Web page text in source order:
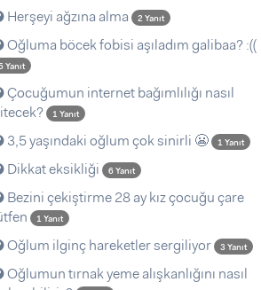
Herşeyi ağzına alma 2 Yanıt
Oğluma böcek fobisi aşıladım galibaa? :((
Yanıt
Çocuğumun internet bağımlılığı nasıl
1 Yanıt
3,5 yaşındaki oğlum çok sinirli 😬 1 Yanıt
Dikkat eksikliği 6 Yanıt
Bezini çekiştirme 28 ay kız çocuğu çare
1 Yanıt
Oğlum ilginç hareketler sergiliyor 3 Yanıt
Oğlumun tırnak yeme alışkanlığını nasıl